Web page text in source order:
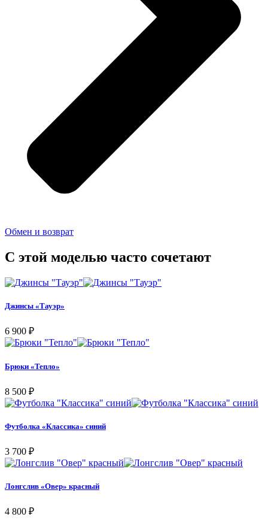
Обмен и возврат
С этой моделью часто сочетают
Джинсы «Тауэр»
6 900 ₽
Брюки «Тепло»
8 500 ₽
Футболка «Классика» синий
3 700 ₽
Лонгслив «Овер» красный
4 800 ₽